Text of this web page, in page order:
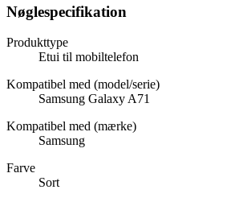
Nøglespecifikation
Produkttype
Etui til mobiltelefon
Kompatibel med (model/serie)
Samsung Galaxy A71
Kompatibel med (mærke)
Samsung
Farve
Sort